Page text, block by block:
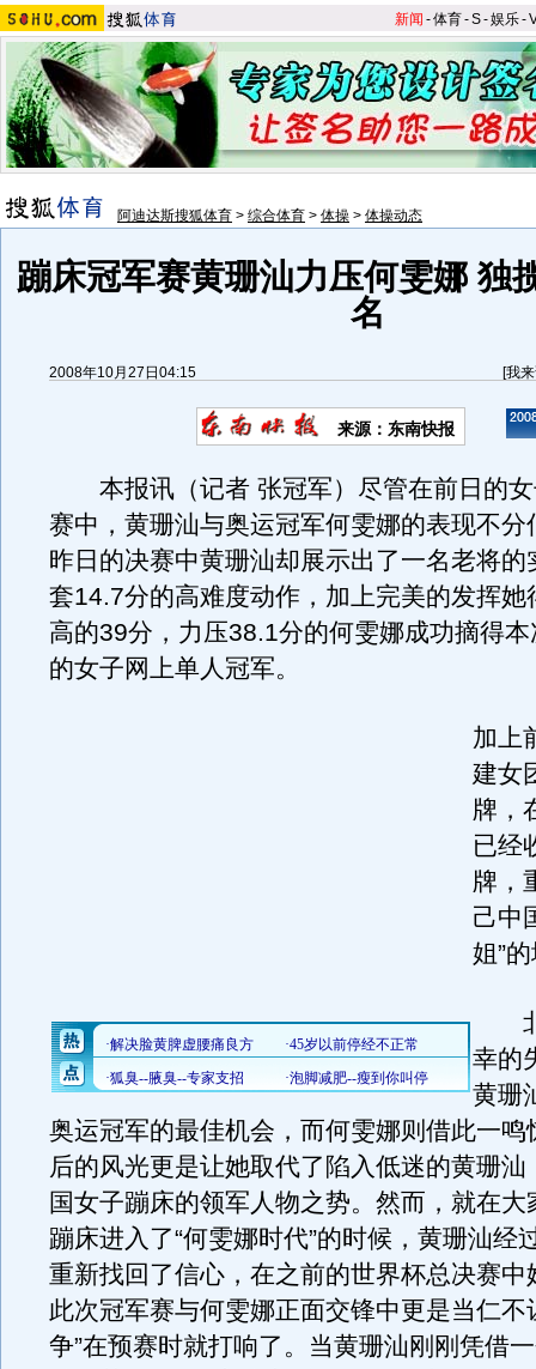
新闻 -体育-S-娱乐-
阿迪达斯搜狐体育 > 综合体育 > 体操 > 体操动态
蹦床冠军赛黄珊汕力压何雯娜 独
名
2008年10月27日04:15 [我
来源：东南快报
本报讯（记者 张冠军）尽管在前日的女
赛中，黄珊汕与奥运冠军何雯娜的表现不分
昨日的决赛中黄珊汕却展示出了一名老将的
套14.7分的高难度动作，加上完美的发挥她
高的39分，力压38.1分的何雯娜成功摘得
的女子网上单人冠军。
加上
建女
牌，
已经
牌，
己中
姐”
北
幸的
黄珊
奥运冠军的最佳机会，而何雯娜则借此一鸣
后的风光更是让她取代了陷入低迷的黄珊汕
国女子蹦床的领军人物之势。然而，就在大
蹦床进入了“何雯娜时代”的时候，黄珊汕经
重新找回了信心，在之前的世界杯总决赛中
此次冠军赛与何雯娜正面交锋中更是当仁不
争”在预赛时就打响了。当黄珊汕刚刚凭借